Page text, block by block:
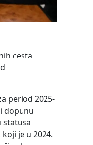
cesta
period 2025-
dopunu
statusa
je u 2024.